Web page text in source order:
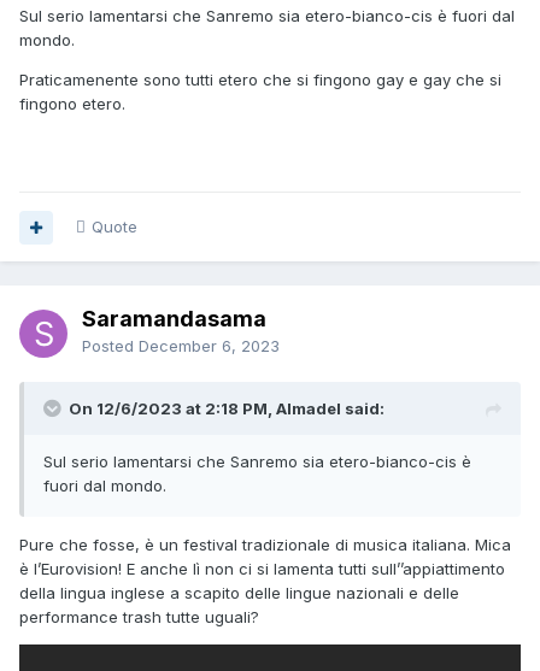
Sul serio lamentarsi che Sanremo sia etero-bianco-cis è fuori dal
mondo.
Praticamenente sono tutti etero che si fingono gay e gay che si
fingono etero.
Quote
Saramandasama
Posted December 6, 2023
On 12/6/2023 at 2:18 PM, Almadel said:
Sul serio lamentarsi che Sanremo sia etero-bianco-cis è
fuori dal mondo.
Pure che fosse, è un festival tradizionale di musica italiana. Mica
è l’Eurovision! E anche lì non ci si lamenta tutti sull’’appiattimento
della lingua inglese a scapito delle lingue nazionali e delle
performance trash tutte uguali?